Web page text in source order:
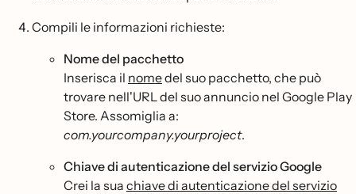
Compili le informazioni richieste:
Nome del pacchetto
Inserisca il nomedel suo pacchetto, che può
trovare nell'URL del suo annuncio nel Google Play
Store. Assomiglia a:
com.yourcompany.yourproject.
Chiave di autenticazione del servizio Google
Crei la sua chiave di autenticazione del servizio